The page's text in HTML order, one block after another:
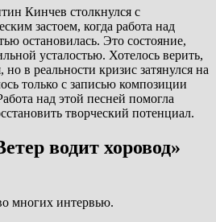
Кинчев столкнулся с
застоем, когда работа над
остановилась. Это состояние,
усталостью. Хотелось верить,
но в реальности кризис затянулся на
только с записью композиции
над этой песней помогла
творческий потенциал.
водит хоровод»
многих интервью.